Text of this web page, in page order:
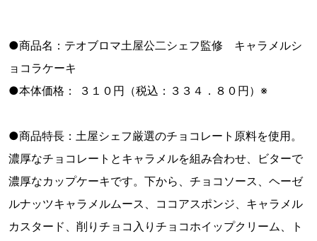
●商品名：テオブロマ土屋公二シェフ監修 キャラメルシ
ョコラケーキ
●本体価格： ３１０円（税込：３３４．８０円）※
●商品特長：土屋シェフ厳選のチョコレート原料を使用。
濃厚なチョコレートとキャラメルを組み合わせ、ビターで
濃厚なカップケーキです。下から、チョコソース、ヘーゼ
ルナッツキャラメルムース、ココアスポンジ、キャラメル
カスタード、削りチョコ入りチョコホイップクリーム、ト